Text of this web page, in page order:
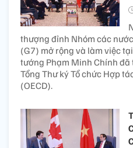
thượng đỉnh Nhóm các
(G7) mở rộng và làm việc
tướng Phạm Minh Chính
Tổng Thư ký Tổ chức Hợp
(OECD).